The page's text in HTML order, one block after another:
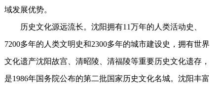
域发展优势。
历史文化源远流长。沈阳拥有11万年的人类活动史、
7200多年的人类文明史和2300多年的城市建设史，拥有世界
文化遗产沈阳故宫、清昭陵、清福陵等重要历史文化遗存，
是1986年国务院公布的第二批国家历史文化名城。沈阳丰富